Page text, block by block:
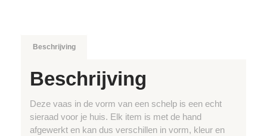
Beschrijving
Beschrijving
Deze vaas in de vorm van een schelp is een echt
sieraad voor je huis. Elk item is met de hand
afgewerkt en kan dus verschillen in vorm, kleur en